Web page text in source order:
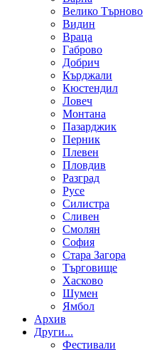
Велико Търново
Видин
Враца
Габрово
Добрич
Кърджали
Кюстендил
Ловеч
Монтана
Пазарджик
Перник
Плевен
Пловдив
Разград
Русе
Силистра
Сливен
Смолян
София
Стара Загора
Търговище
Хасково
Шумен
Ямбол
Aрхив
Други...
Фестивали